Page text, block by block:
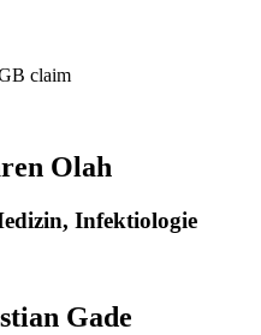
Olah
Infektiologie
Gade